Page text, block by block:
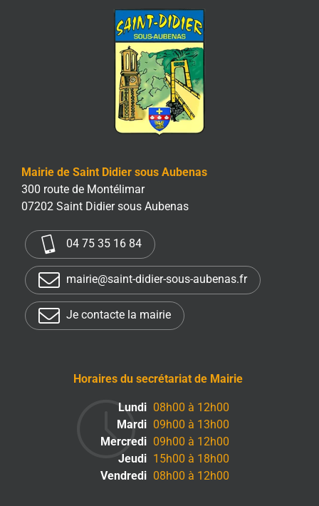
Mairie de Saint Didier sous Aubenas
300 route de Montélimar
07202 Saint Didier sous Aubenas
04 75 35 16 84
mairie@saint-didier-sous-aubenas.fr
Je contacte la mairie
Horaires du secrétariat de Mairie
Lundi 08h00 à 12h00
Mardi 09h00 à 13h00
Mercredi 09h00 à 12h00
Jeudi 15h00 à 18h00
Vendredi 08h00 à 12h00